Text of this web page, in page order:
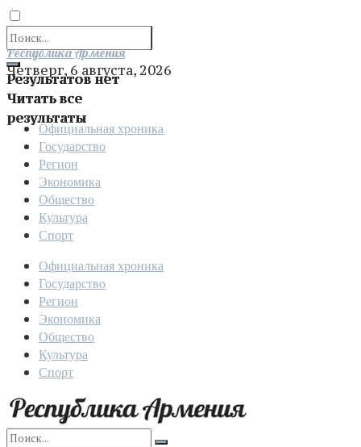
Результатов нет
Читать все
результаты
Отправить
Республика Армения
Четверг, 6 августа, 2026
Официальная хроника
Государство
Регион
Экономика
Общество
Культура
Спорт
Официальная хроника
Государство
Регион
Экономика
Общество
Культура
Спорт